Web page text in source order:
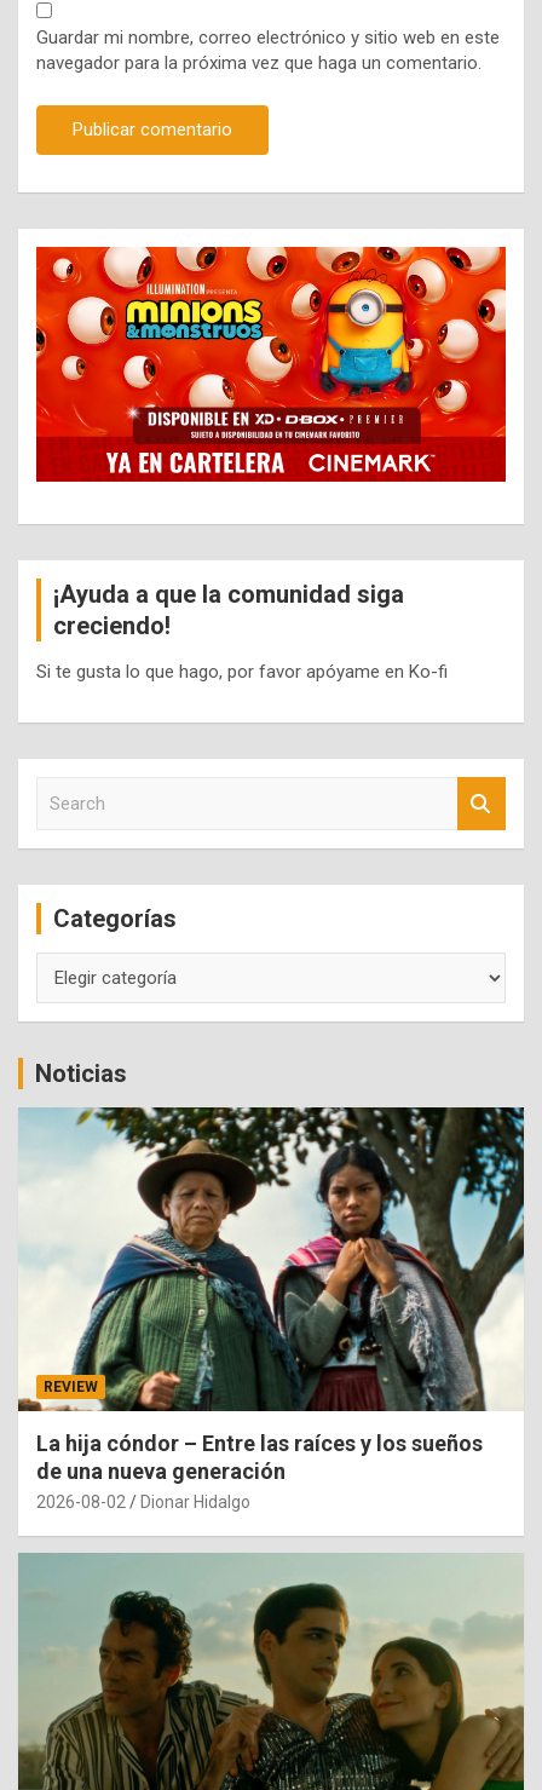
Guardar mi nombre, correo electrónico y sitio web en este
navegador para la próxima vez que haga un comentario.
¡Ayuda a que la comunidad siga
creciendo!
Si te gusta lo que hago, por favor apóyame en Ko-fi
c
Categorías
Noticias
REVIEW
La hija cóndor – Entre las raíces y los sueños
de una nueva generación
2026-08-02 Dionar Hidalgo